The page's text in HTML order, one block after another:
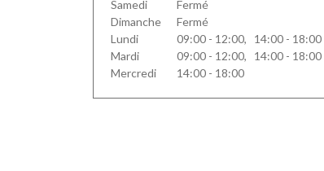
Samedi
Fermé
Dimanche
Fermé
Lundi
09:00 - 12:00, 14:00 - 18:00
Mardi
09:00 - 12:00, 14:00 - 18:00
Mercredi
14:00 - 18:00